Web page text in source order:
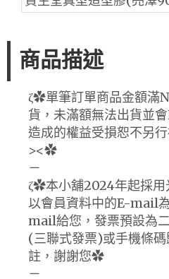
商品描述
ζ✿單筆訂單商品金額滿
貨，未滿額無法出貨並
造成的權益受損恕不另
><✿
－
ζ✿本小舖2024年起採用
以會員資料中的E-mail
mail給您，發票預設為
(三聯式發票)或手機條
註，謝謝您✿
－